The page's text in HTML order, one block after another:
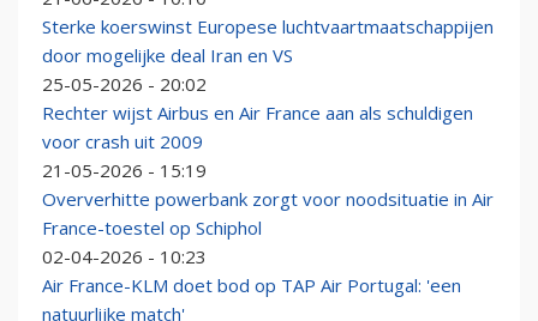
Sterke koerswinst Europese luchtvaartmaatschappijen
door mogelijke deal Iran en VS
25-05-2026 - 20:02
Rechter wijst Airbus en Air France aan als schuldigen
voor crash uit 2009
21-05-2026 - 15:19
Oververhitte powerbank zorgt voor noodsituatie in Air
France-toestel op Schiphol
02-04-2026 - 10:23
Air France-KLM doet bod op TAP Air Portugal: 'een
natuurlijke match'